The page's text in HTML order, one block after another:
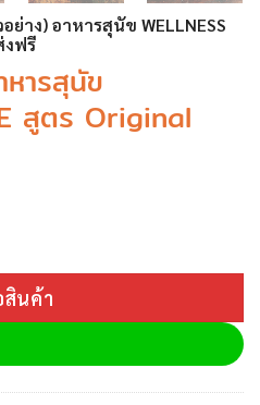
ย่าง) อาหารสุนัข WELLNESS
งฟรี
ารสุนัข
สูตร Original
นค้า